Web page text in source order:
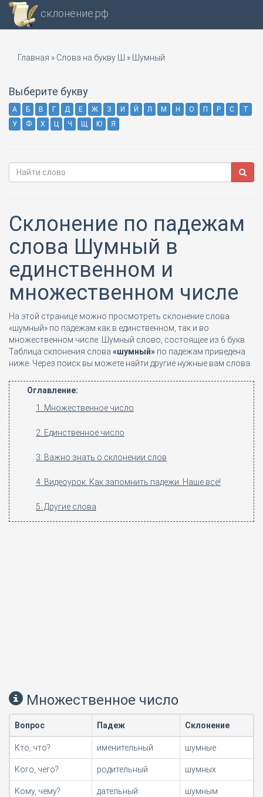
склонение.рф
Главная » Слова на букву Ш » Шумный
Выберите букву
А Б В Г Д Е Ж З И Й Л М Н О П Р С
Т
У
Ф Х Ц Ч Щ Ю Я
Склонение по падежам
слова Шумный в
единственном и
множественном числе
На этой странице можно просмотреть склонение слова
«шумный» по падежам как в единственном, так и во
множественном числе. Шумный слово, состоящее из 6 букв.
Таблица склонения слова «шумный» по падежам приведена
ниже. Через поиск вы можете найти другие нужные вам слова.
Оглавление:
1. Множественное число
2. Единственное число
3. Важно знать о склонении слов
4. Видеоурок. Как запомнить падежи. Наше всё!
5. Другие слова
Множественное число
Вопрос Падеж Склонение
Кто, что? именительный шумные
Кого, чего? родительный шумных
Кому, чему? дательный шумным